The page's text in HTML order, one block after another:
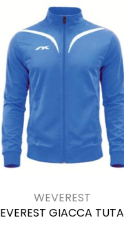
WEVEREST
EVEREST GIACCA TUTA